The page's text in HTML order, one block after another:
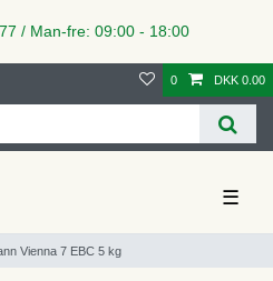
/ Man-fre: 09:00 - 18:00
0 DKK 0.00
☰
Vienna 7 EBC 5 kg